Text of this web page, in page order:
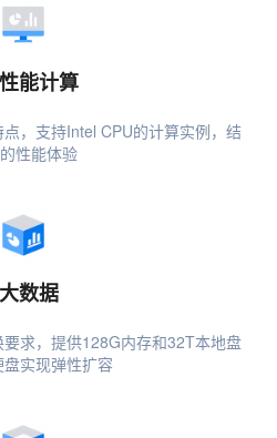
能计算
，支持Intel CPU的计算实例，结
性能体验
大数据
求，提供128G内存和32T本地盘
实现弹性扩容